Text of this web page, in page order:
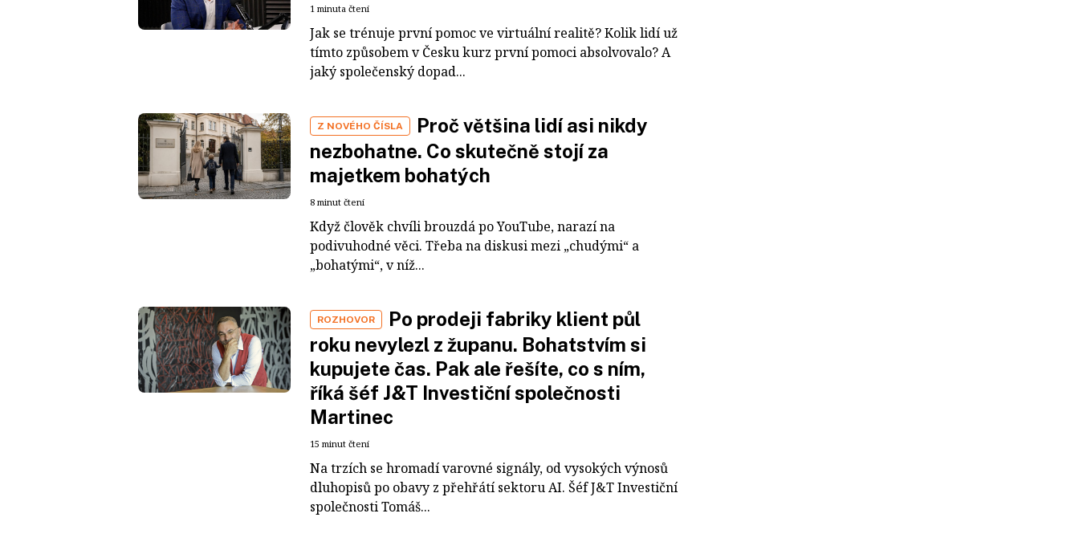
1 minuta čtení
Jak se trénuje první pomoc ve virtuální realitě? Kolik lidí už
tímto způsobem v Česku kurz první pomoci absolvovalo? A
jaký společenský dopad...
Z NOVÉHO ČÍSLA
Proč většina lidí asi nikdy
nezbohatne. Co skutečně stojí za
majetkem bohatých
8 minut čtení
Když člověk chvíli brouzdá po YouTube, narazí na
podivuhodné věci. Třeba na diskusi mezi „chudými“ a
„bohatými“, v níž...
ROZHOVOR
Po prodeji fabriky klient půl
roku nevylezl z županu. Bohatstvím si
kupujete čas. Pak ale řešíte, co s ním,
říká šéf J&T Investiční společnosti
Martinec
15 minut čtení
Na trzích se hromadí varovné signály, od vysokých výnosů
dluhopisů po obavy z přehřátí sektoru AI. Šéf J&T Investiční
společnosti Tomáš...